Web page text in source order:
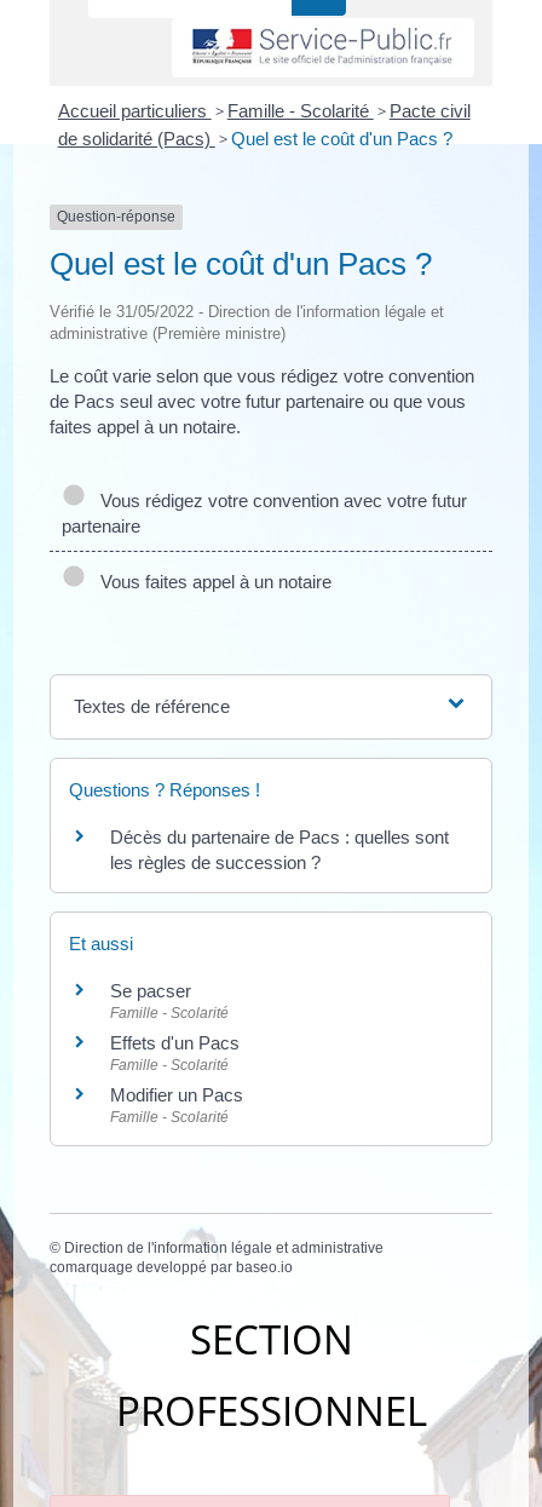
Accueil particuliers > Famille - Scolarité > Pacte civil
de solidarité (Pacs) >Quel est le coût d'un Pacs ?
Question-réponse
Quel est le coût d'un Pacs ?
Vérifié le 31/05/2022 - Direction de l'information légale et
administrative (Première ministre)
Le coût varie selon que vous rédigez votre convention
de Pacs seul avec votre futur partenaire ou que vous
faites appel à un notaire.
Vous rédigez votre convention avec votre futur
partenaire
Vous faites appel à un notaire
Textes de référence
Questions ? Réponses !
Décès du partenaire de Pacs : quelles sont
les règles de succession ?
Et aussi
Se pacser
Famille - Scolarité
Effets d'un Pacs
Famille - Scolarité
Modifier un Pacs
Famille - Scolarité
© Direction de l'information légale et administrative
comarquage developpé parbaseo.io
SECTION
PROFESSIONNEL